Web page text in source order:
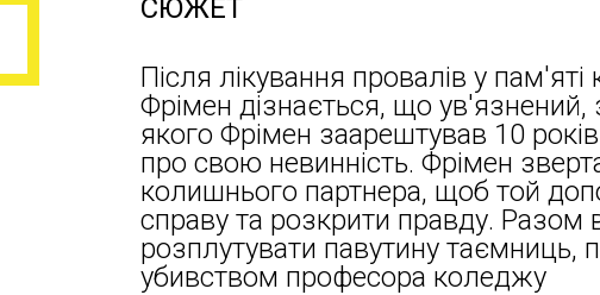
СЮЖЕТ
Після лікування провалів у
Фрімен дізнається, що
якого Фрімен заарештував 10
про свою невинність. Фрімен
колишнього партнера, щоб той
справу та розкрити правду. Разом
розплутувати павутину таємниць,
убивством професора коледжу